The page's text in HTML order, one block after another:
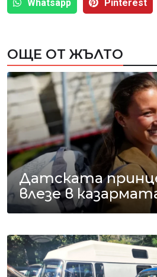
Whatsapp Pinterest
ОЩЕ ОТ ЖЪЛТО
Датската
влезе в